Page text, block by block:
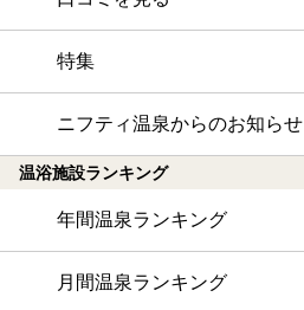
特集
ニフティ温泉からのお知らせ
温浴施設ランキング
年間温泉ランキング
月間温泉ランキング